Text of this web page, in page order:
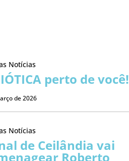
Notícias
perto de você!
de 2026
Notícias
de Ceilândia vai
Roberto